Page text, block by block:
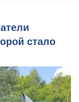
стало